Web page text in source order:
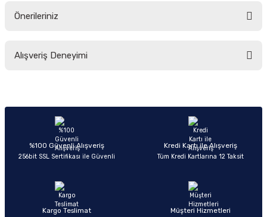
Önerileriniz
yetersiz gördüğünüz noktaları öneri formunu kullanarak tarafımıza
Ürün açıklamasında eksik bilgiler bulunuyor.
Ürün bilgilerinde hatalar bulunuyor.
Ürün fiyatı diğer sitelerden daha pahalı.
Alışveriş Deneyimi
Sitemize ilk yorumu siz yapın!
%100 Güvenli Alışveriş
256bit SSL Sertifikası ile Güvenli
Kredi Kartı ile Alışveriş
Tüm Kredi Kartlarına 12 Taksit
Kargo Teslimat Müşteri Hizmetleri